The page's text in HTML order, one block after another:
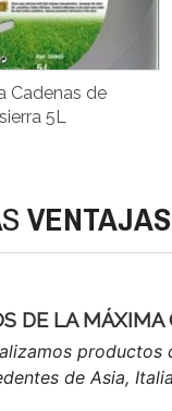
Cadenas de
5L
VENTAJAS
DE LA MÁXIMA
productos
de Asia,